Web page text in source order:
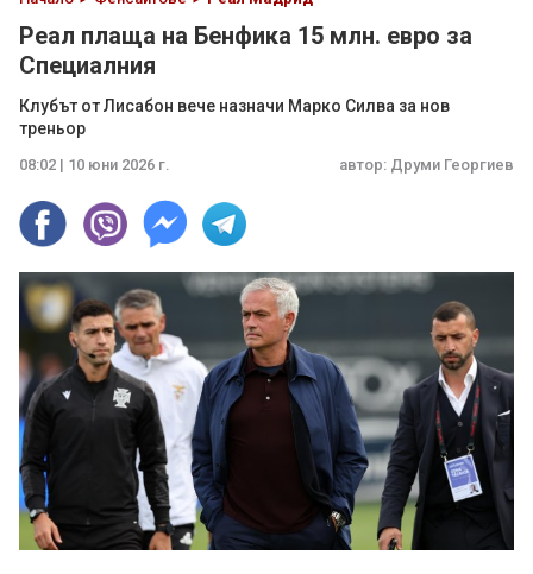
Реал плаща на Бенфика 15 млн. евро за
Специалния
Клубът от Лисабон вече назначи Марко Силва за нов
треньор
08:02 | 10 юни 2026 г. автор: Друми Георгиев